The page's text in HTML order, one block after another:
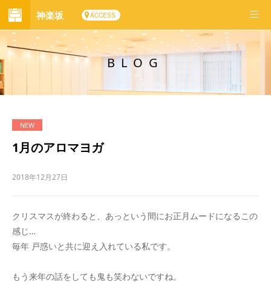
神楽坂 ACCESS
BLOG
1月のアロマヨガ
2018年12月27日
クリスマスが終わると、あっという間にお正月ムードになるこの
感じ…
毎年 戸惑いと共に迎え入れている私です。
もう来年の話をしても鬼も笑わないですね。